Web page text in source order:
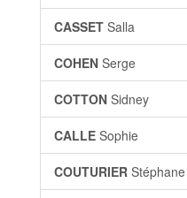
CASSET Salla
COHEN Serge
COTTON Sidney
CALLE Sophie
COUTURIER Stéphane